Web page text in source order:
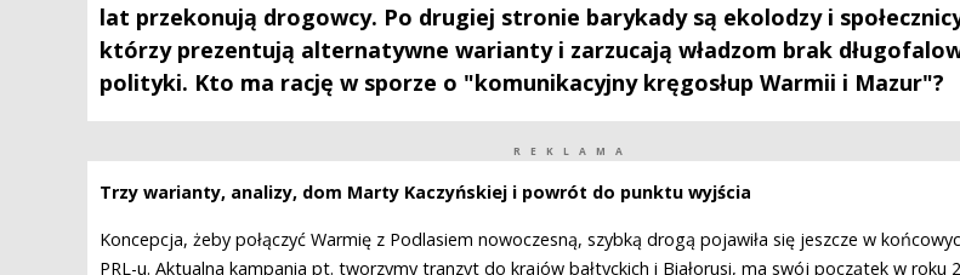
lat przekonują drogowcy. Po drugiej stronie barykady są ekolodzy i
którzy prezentują alternatywne warianty i zarzucają władzom brak
polityki. Kto ma rację w sporze o "komunikacyjny kręgosłup Warmii i Mazur"?
REKLAMA
Trzy warianty, analizy, dom Marty Kaczyńskiej i powrót do punktu wyjścia
Koncepcja, żeby połączyć Warmię z Podlasiem nowoczesną, szybką drogą pojawiła się jeszcze w
PRL-u. Aktualna kampania pt. tworzymy tranzyt do krajów bałtyckich i Białorusi, ma swój początek w roku